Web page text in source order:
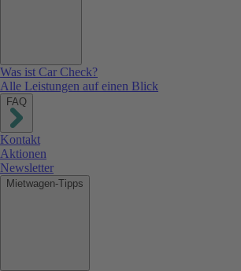
Was ist Car Check?
Alle Leistungen auf einen Blick
FAQ
Kontakt
Aktionen
Newsletter
Mietwagen-Tipps